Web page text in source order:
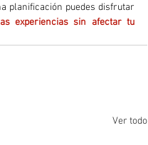
planificación puedes disfrutar
experiencias sin afectar tu
Ver todo